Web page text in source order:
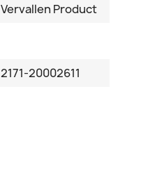
Vervallen Product
2171-20002611